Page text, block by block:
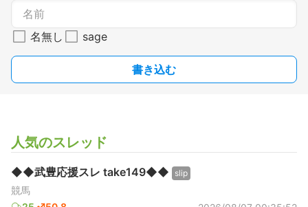
名無し sage
書き込む
人気のスレッド
◆◆武豊応援スレ take149◆◆ slip
競馬